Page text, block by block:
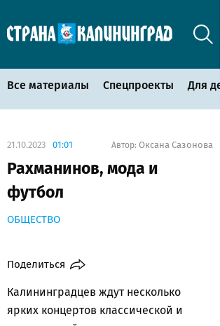
Все материалы Спецпроекты Для
21.10.2023 01:01 Автор: Оксана Сазонова
Рахманинов, мода и
футбол
ОБЩЕСТВО
Поделиться
Калининградцев ждут несколько
ярких концертов классической и